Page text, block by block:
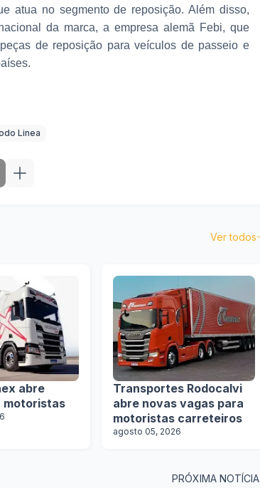
atua no segmento de reposição. Além disso,
da marca, a empresa alemã Febi, que
de reposição para veículos de passeio e
Linea
Ver todos
abre
motoristas
Transportes Rodocalvi
abre novas vagas para
motoristas carreteiros
agosto 05, 2026
PRÓXIMA NOTÍCIA